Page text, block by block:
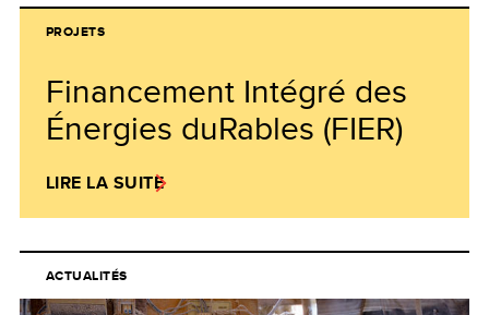
PROJETS
Financement Intégré des
Énergies duRables (FIER)
LIRE LA SUITE
ACTUALITÉS